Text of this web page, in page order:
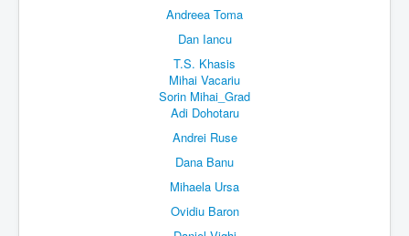
Andreea Toma
Dan Iancu
T.S. Khasis
Mihai Vacariu
Sorin Mihai_Grad
Adi Dohotaru
Andrei Ruse
Dana Banu
Mihaela Ursa
Ovidiu Baron